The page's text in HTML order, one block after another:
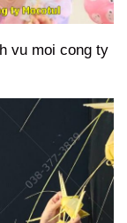
vu moi cong ty